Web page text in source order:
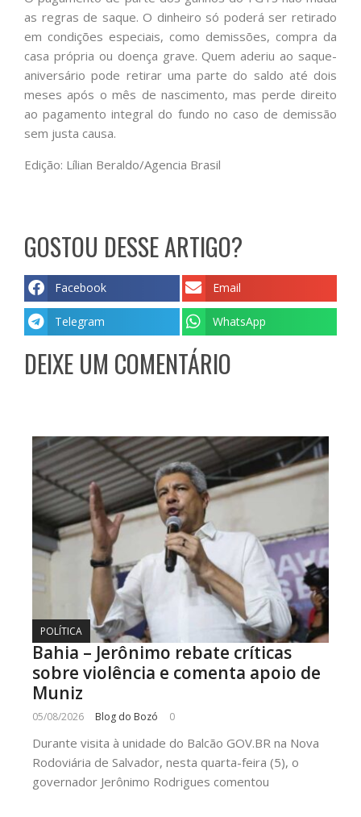
as regras de saque. O dinheiro só poderá ser retirado
em condições especiais, como demissões, compra da
casa própria ou doença grave. Quem aderiu ao saque-
aniversário pode retirar uma parte do saldo até dois
meses após o mês de nascimento, mas perde direito
ao pagamento integral do fundo no caso de demissão
sem justa causa.
Edição: Lílian Beraldo/Agencia Brasil
GOSTOU DESSE ARTIGO?
Facebook Email
Telegram WhatsApp
DEIXE UM COMENTÁRIO
POLÍTICA
Bahia – Jerônimo rebate críticas
sobre violência e comenta apoio de
Muniz
05/08/2026 Blog do Bozó 0
Durante visita à unidade do Balcão GOV.BR na Nova
Rodoviária de Salvador, nesta quarta-feira (5), o
governador Jerônimo Rodrigues comentou